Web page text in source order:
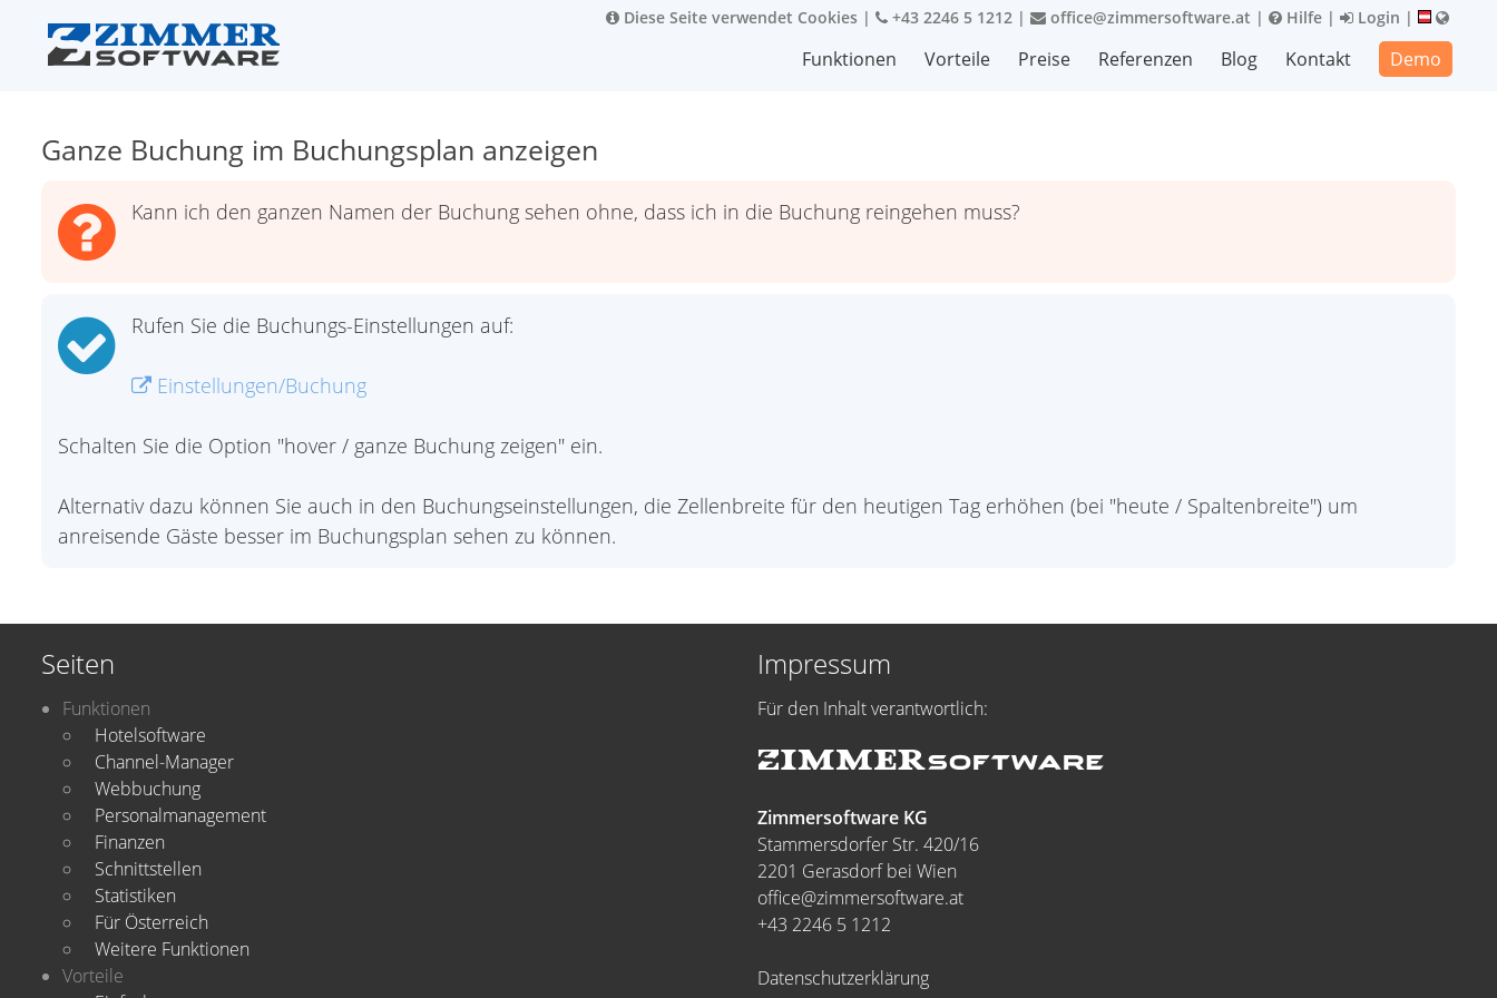
Diese Seite verwendet Cookies | +43 2246 5 1212 | office@zimmersoftware.at | Hilfe | Login |
Funktionen Vorteile Preise Referenzen Blog Kontakt Demo
Ganze Buchung im Buchungsplan anzeigen
Kann ich den ganzen Namen der Buchung sehen ohne, dass ich in die Buchung reingehen muss?
Rufen Sie die Buchungs-Einstellungen auf:
Einstellungen/Buchung
Schalten Sie die Option "hover / ganze Buchung zeigen" ein.
Alternativ dazu können Sie auch in den Buchungseinstellungen, die Zellenbreite für den heutigen Tag erhöhen (bei "heute / Spaltenbreite") um
anreisende Gäste besser im Buchungsplan sehen zu können.
Seiten
Funktionen
Hotelsoftware
Channel-Manager
Webbuchung
Personalmanagement
Finanzen
Schnittstellen
Statistiken
Für Österreich
Weitere Funktionen
Vorteile
Impressum
Für den Inhalt verantwortlich:
Zimmersoftware KG
Stammersdorfer Str. 420/16
2201 Gerasdorf bei Wien
office@zimmersoftware.at
+43 2246 5 1212
Datenschutzerklärung